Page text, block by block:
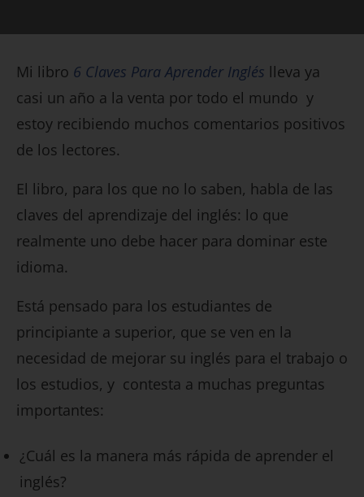
Mi libro 6 Claves Para Aprender Inglés lleva ya
casi un año a la venta por todo el mundo y
estoy recibiendo muchos comentarios positivos
de los lectores.
El libro, para los que no lo saben, habla de las
claves del aprendizaje del inglés: lo que
realmente uno debe hacer para dominar este
idioma.
Está pensado para los estudiantes de
principiante a superior, que se ven en la
necesidad de mejorar su inglés para el trabajo o
los estudios, y contesta a muchas preguntas
importantes:
¿Cuál es la manera más rápida de aprender el
inglés?